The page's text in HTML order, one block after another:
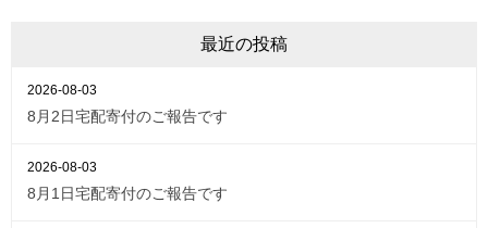
最近の投稿
8月2日宅配寄付のご報告です
2026-08-03
8月1日宅配寄付のご報告です
2026-08-03